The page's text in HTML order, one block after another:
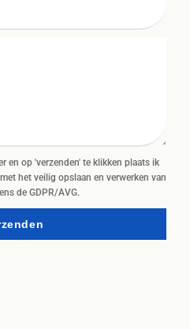
en op 'verzenden' te klikken plaats ik
het veilig opslaan en verwerken van
de GDPR/AVG.